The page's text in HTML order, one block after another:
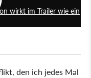
wirkt im Trailer wie ein
den ich jedes Mal